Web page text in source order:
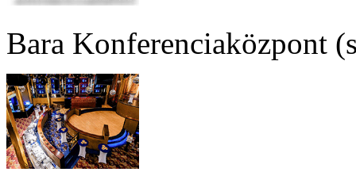
Bara Konferenciaközpont